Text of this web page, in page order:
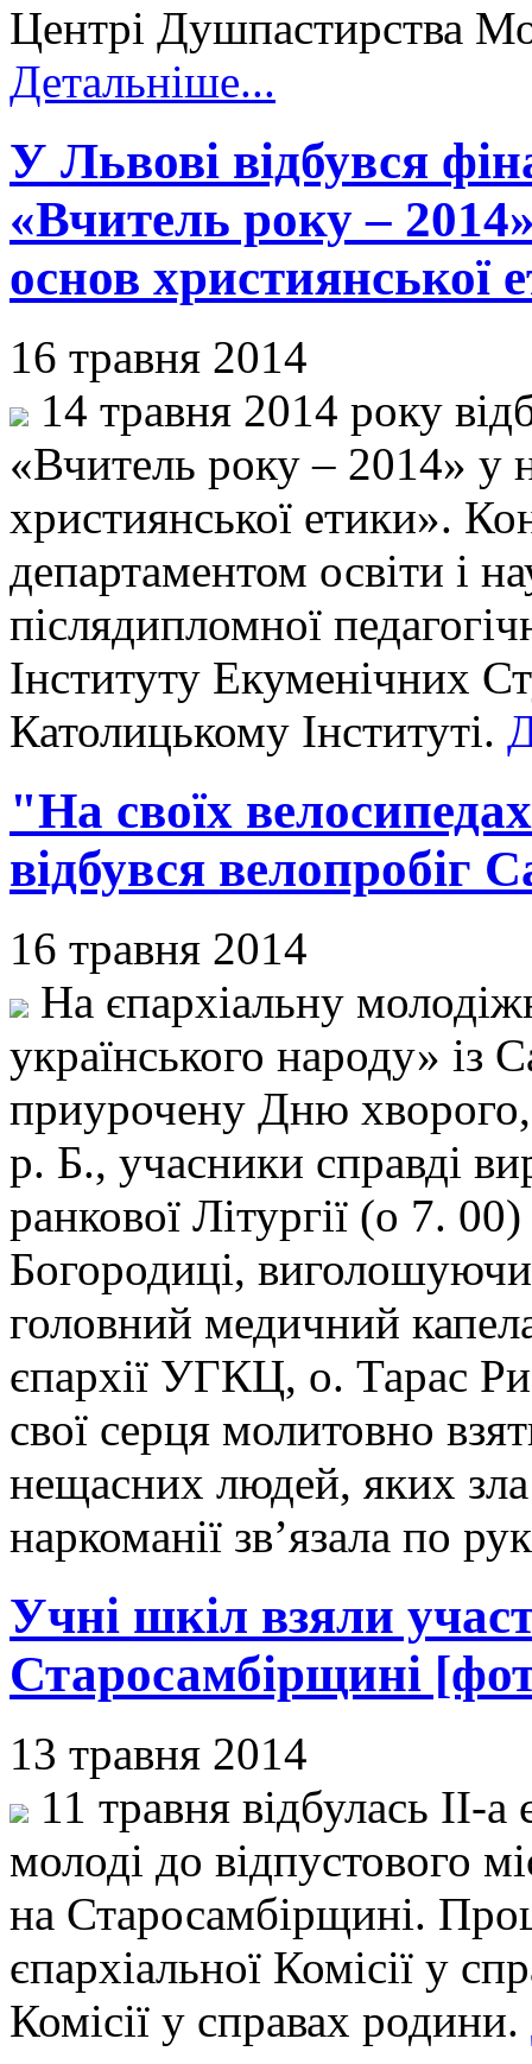
Центрі Душпастирства
Детальніше...
У Львові відбувся
«Вчитель року –
основ християнської
16 травня 2014
14 травня 2014 року
«Вчитель року – 2014» у
християнської етики».
департаментом освіти і
післядипломної
Інституту Екуменічних
Католицькому Інституті.
"На своїх
відбувся велопробіг
16 травня 2014
На єпархіальну
українського народу»
приурочену Дню хворого,
р. Б., учасники справді
ранкової Літургії (о 7.
Богородиці,
головний медичний
єпархії УГКЦ, о. Тарас
свої серця молитовно
нещасних людей, яких зла
наркоманії зв’язала по
Учні шкіл взяли
Старосамбірщині
13 травня 2014
11 травня відбулась ІІ-
молоді до відпустового
на Старосамбірщині.
єпархіальної Комісії у
Комісії у справах родини.